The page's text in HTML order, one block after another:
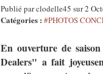
Publié par clodelle45 sur 2
Catégories : #PHOTOS
En ouverture de
Dealers" a fait